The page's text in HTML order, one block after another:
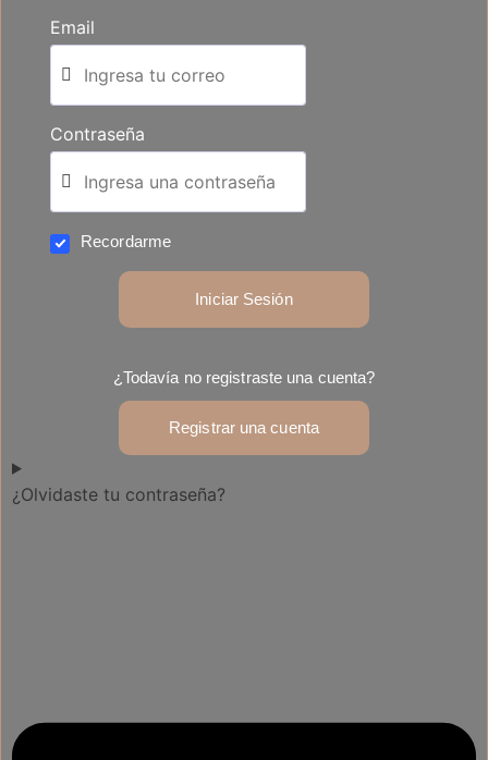
Email
Contraseña
Recordarme
Iniciar Sesión
¿Todavía no registraste una cuenta?
Registrar una cuenta
¿Olvidaste tu contraseña?